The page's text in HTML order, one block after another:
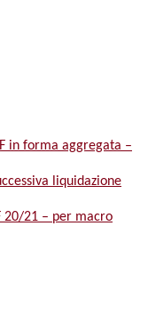
in forma aggregata –
liquidazione
20/21 – per macro